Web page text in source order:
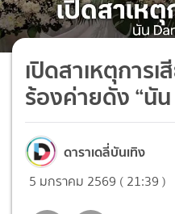
เปิดสาเหตุการ
ร้องค่ายดัง “นั
ดาราเดลี่บันเทิง
5 มกราคม 2569 ( 21:39 )